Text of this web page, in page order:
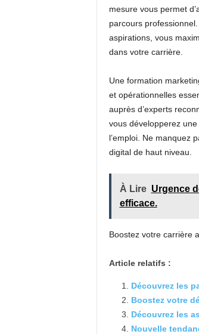
mesure vous permet
parcours
aspirations, vous
dans votre carrière.
Une formation
et opérationnelles
auprès d’experts
vous développerez
l’emploi. Ne manquez
digital de haut niveau.
À Lire Urgence
efficace.
Boostez votre carrière
Article relatifs :
Découvrez les
Boostez votre
Découvrez les
Nouvelle